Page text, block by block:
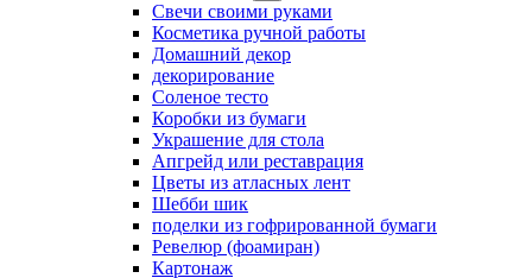
Свечи своими руками
Косметика ручной работы
Домашний декор
декорирование
Соленое тесто
Коробки из бумаги
Украшение для стола
Апгрейд или реставрация
Цветы из атласных лент
Шебби шик
поделки из гофрированной бумаги
Ревелюр (фоамиран)
Картонаж